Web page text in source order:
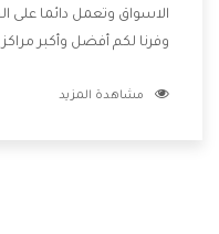
الاسواق وتعمل دائما على
وفرنا لكم أفضل وأكبر
دون اى ازعاج كما أننا
مشاهدة المزيد